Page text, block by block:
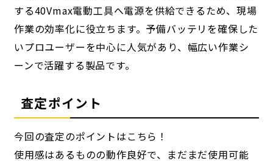
する40Vmax電動工具へ電源を供給できるため、現場
作業の効率化に役立ちます。予備バッテリを確保した
いプロユーザーを中心に人気があり、幅広い作業シ
ーンで活躍する製品です。
査定ポイント
今回の査定のポイントはこちら！
使用感はあるものの動作良好で、まだまだ使用可能